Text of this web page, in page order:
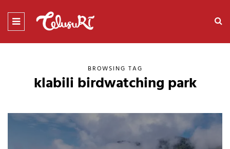
BROWSING TAG
klabili birdwatching park